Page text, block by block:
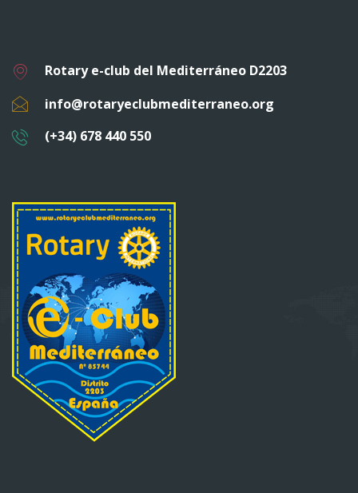
Rotary e-club del Mediterráneo D2203
info@rotaryeclubmediterraneo.org
(+34) 678 440 550